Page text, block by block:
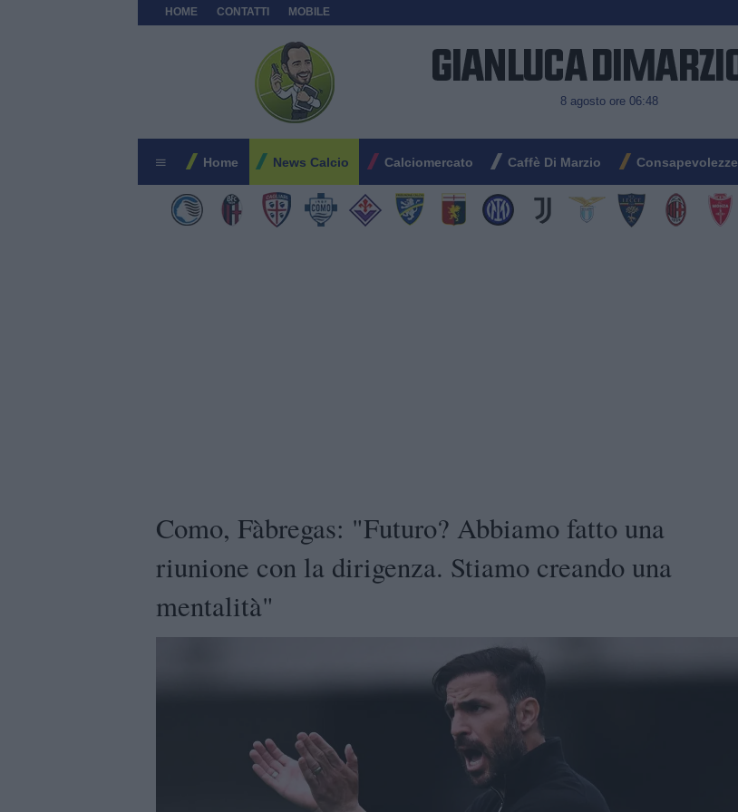
HOME CONTATTI MOBILE
8 agosto ore 06:48
Home News Calcio Calciomercato Caffè Di Marzio Consapevolezze
Como, Fàbregas: "Futuro? Abbiamo fatto una
riunione con la dirigenza. Stiamo creando una
mentalità"